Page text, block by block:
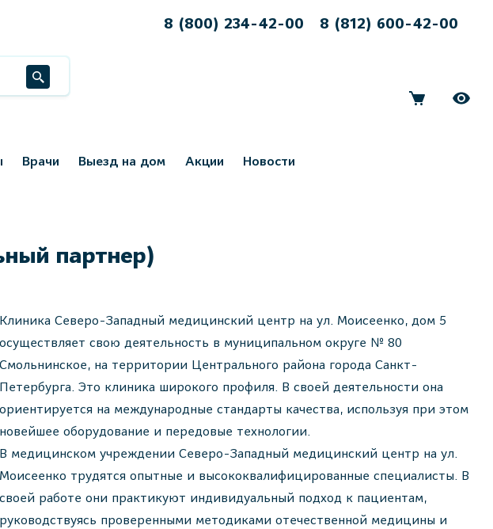
8 (800) 234-42-00 8 (812) 600-42-00
Врачи Выезд на дом Акции Новости
партнер)
Клиника Северо-Западный медицинский центр на ул. Моисеенко, дом 5
осуществляет свою деятельность в муниципальном округе № 80
Смольнинское, на территории Центрального района города Санкт-
Петербурга. Это клиника широкого профиля. В своей деятельности она
ориентируется на международные стандарты качества, используя при этом
новейшее оборудование и передовые технологии.
В медицинском учреждении Северо-Западный медицинский центр на ул.
Моисеенко трудятся опытные и высококвалифицированные специалисты. В
своей работе они практикуют индивидуальный подход к пациентам,
руководствуясь проверенными методиками отечественной медицины и